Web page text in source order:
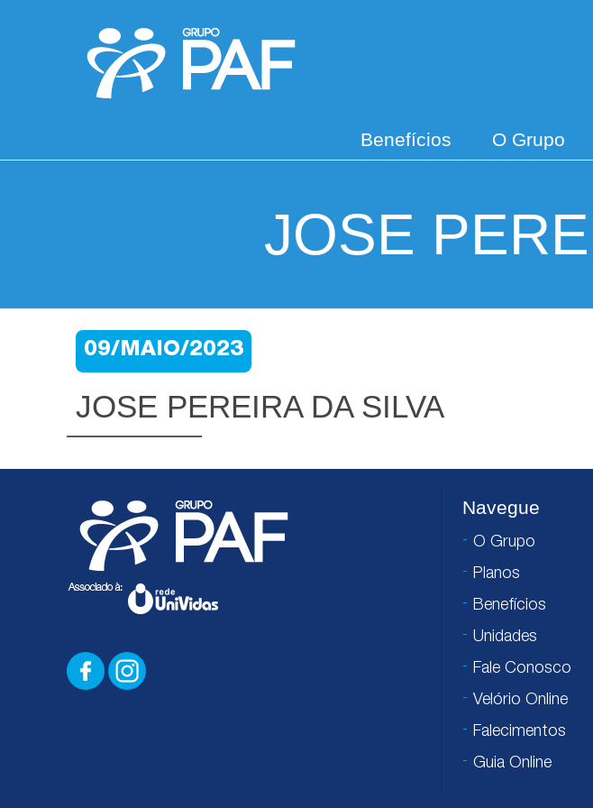
Benefícios O Grupo
JOSE
09/MAIO/2023
JOSE PEREIRA DA SILVA
Navegue
O Grupo
Planos
Benefícios
Unidades
Fale Conosco
Velório Online
Falecimentos
Guia Online